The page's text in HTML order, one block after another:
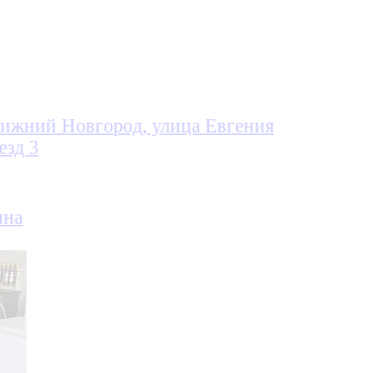
Новгород, улица Евгения
3